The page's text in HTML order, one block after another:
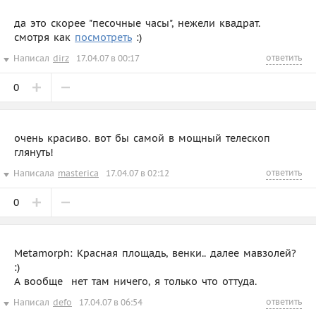
да это скорее "песочные часы", нежели квадрат.
смотря как посмотреть :)
Написал dirz 17.04.07 в 00:17 ответить
0
очень красиво. вот бы самой в мощный телескоп
глянуть!
Написала masterica 17.04.07 в 02:12 ответить
0
Metamorph: Красная площадь, венки.. далее мавзолей?
:)
А вообще  нет там ничего, я только что оттуда.
Написал defo 17.04.07 в 06:54 ответить